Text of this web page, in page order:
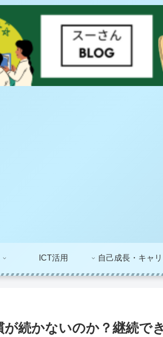
ICT活用
が続かないのか？継続で